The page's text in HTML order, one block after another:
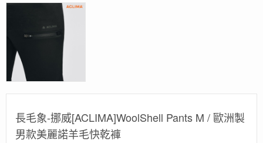
長毛象-挪威[ACLIMA]WoolShell Pants M / 歐洲製
男款美麗諾羊毛快乾褲